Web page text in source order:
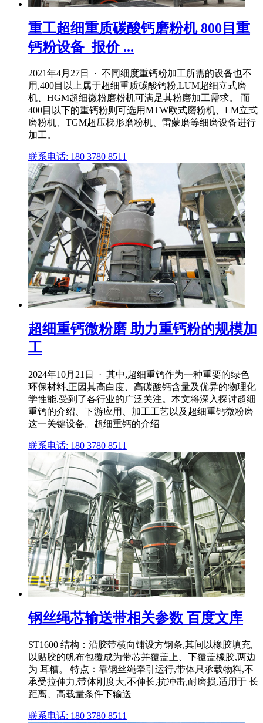
重工超细重质碳酸钙磨粉机 800目重
钙粉设备_报价 ...
2021年4月27日 · 不同细度重钙粉加工所需的设备也不
用,400目以上属于超细重质碳酸钙粉,LUM超细立式磨
机、HGM超细微粉磨粉机可满足其粉磨加工需求。 而
400目以下的重钙粉则可选用MTW欧式磨粉机、LM立式
磨粉机、TGM超压梯形磨粉机、雷蒙磨等细磨设备进行
加工。
联系电话: 180 3780 8511
超细重钙微粉磨 助力重钙粉的规模加
工
2024年10月21日 · 其中,超细重钙作为一种重要的绿色
环保材料,正因其高白度、高碳酸钙含量及优异的物理化
学性能,受到了各行业的广泛关注。本文将深入探讨超细
重钙的介绍、下游应用、加工工艺以及超细重钙微粉磨
这一关键设备。超细重钙的介绍
联系电话: 180 3780 8511
钢丝绳芯输送带相关参数 百度文库
ST1600 结构：沿胶带横向铺设方钢条,其间以橡胶填充,
以贴胶的帆布包覆成为带芯并覆盖上、下覆盖橡胶,两边
为 耳糟。 特点：靠钢丝绳牵引运行,带体只承载物料,不
承受拉伸力,带体刚度大,不伸长,抗冲击,耐磨损,适用于 长
距离、高载量条件下输送
联系电话: 180 3780 8511